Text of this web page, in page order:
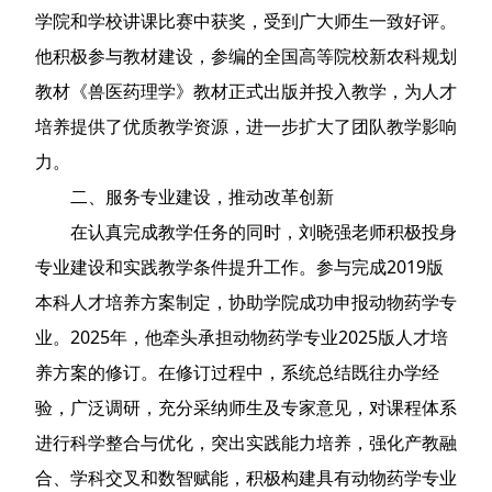
学院和学校讲课比赛中获奖，受到广大师生一致好评。
他积极参与教材建设，参编的全国高等院校新农科规划
教材《兽医药理学》教材正式出版并投入教学，为人才
培养提供了优质教学资源，进一步扩大了团队教学影响
力。
二、服务专业建设，推动改革创新
在认真完成教学任务的同时，刘晓强老师积极投身
专业建设和实践教学条件提升工作。参与完成2019版
本科人才培养方案制定，协助学院成功申报动物药学专
业。2025年，他牵头承担动物药学专业2025版人才培
养方案的修订。在修订过程中，系统总结既往办学经
验，广泛调研，充分采纳师生及专家意见，对课程体系
进行科学整合与优化，突出实践能力培养，强化产教融
合、学科交叉和数智赋能，积极构建具有动物药学专业